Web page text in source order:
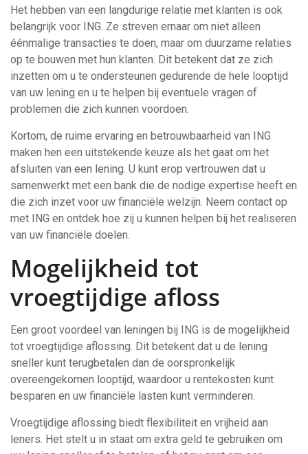
Het hebben van een langdurige relatie met klanten is ook
belangrijk voor ING. Ze streven ernaar om niet alleen
éénmalige transacties te doen, maar om duurzame relaties
op te bouwen met hun klanten. Dit betekent dat ze zich
inzetten om u te ondersteunen gedurende de hele looptijd
van uw lening en u te helpen bij eventuele vragen of
problemen die zich kunnen voordoen.
Kortom, de ruime ervaring en betrouwbaarheid van ING
maken hen een uitstekende keuze als het gaat om het
afsluiten van een lening. U kunt erop vertrouwen dat u
samenwerkt met een bank die de nodige expertise heeft en
die zich inzet voor uw financiële welzijn. Neem contact op
met ING en ontdek hoe zij u kunnen helpen bij het realiseren
van uw financiële doelen.
Mogelijkheid tot
vroegtijdige afloss
Een groot voordeel van leningen bij ING is de mogelijkheid
tot vroegtijdige aflossing. Dit betekent dat u de lening
sneller kunt terugbetalen dan de oorspronkelijk
overeengekomen looptijd, waardoor u rentekosten kunt
besparen en uw financiële lasten kunt verminderen.
Vroegtijdige aflossing biedt flexibiliteit en vrijheid aan
leners. Het stelt u in staat om extra geld te gebruiken om